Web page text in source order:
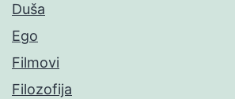
Duša
Ego
Filmovi
Filozofija